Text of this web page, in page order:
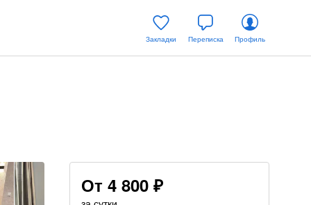
Закладки Переписка Профиль
От 4 800 ₽